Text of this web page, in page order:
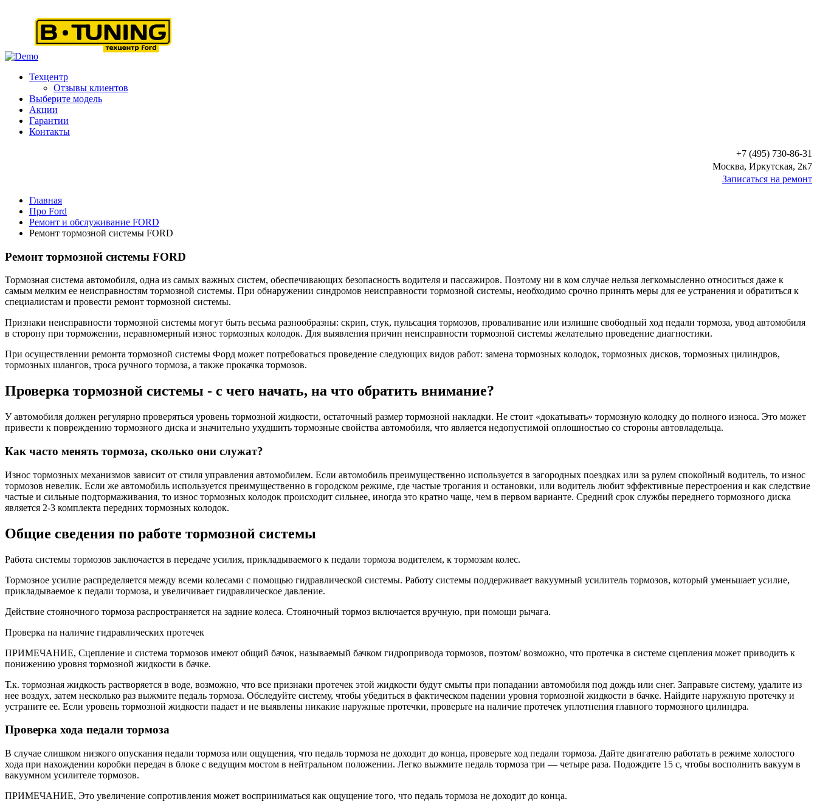
Техцентр
Отзывы клиентов
Выберите модель
Акции
Гарантии
Контакты
+7 (495) 730-86-31
Москва, Иркутская, 2к7
Записаться на ремонт
Главная
Про Ford
Ремонт и обслуживание FORD
Ремонт тормозной системы FORD
Ремонт тормозной системы FORD
Тормозная система автомобиля, одна из самых важных систем, обеспечивающих безопасность водителя и пассажиров. Поэтому ни в ком случае нельзя легкомысленно относиться даже к
самым мелким ее неисправностям тормозной системы. При обнаружении синдромов неисправности тормозной системы, необходимо срочно принять меры для ее устранения и обратиться к
специалистам и провести ремонт тормозной системы.
Признаки неисправности тормозной системы могут быть весьма разнообразны: скрип, стук, пульсация тормозов, проваливание или излишне свободный ход педали тормоза, увод автомобиля
в сторону при торможении, неравномерный износ тормозных колодок. Для выявления причин неисправности тормозной системы желательно проведение диагностики.
При осуществлении ремонта тормозной системы Форд может потребоваться проведение следующих видов работ: замена тормозных колодок, тормозных дисков, тормозных цилиндров,
тормозных шлангов, троса ручного тормоза, а также прокачка тормозов.
Проверка тормозной системы - с чего начать, на что обратить внимание?
У автомобиля должен регулярно проверяться уровень тормозной жидкости, остаточный размер тормозной накладки. Не стоит «докатывать» тормозную колодку до полного износа. Это может
привести к повреждению тормозного диска и значительно ухудшить тормозные свойства автомобиля, что является недопустимой оплошностью со стороны автовладельца.
Как часто менять тормоза, сколько они служат?
Износ тормозных механизмов зависит от стиля управления автомобилем. Если автомобиль преимущественно используется в загородных поездках или за рулем спокойный водитель, то износ
тормозов невелик. Если же автомобиль используется преимущественно в городском режиме, где частые трогания и остановки, или водитель любит эффективные перестроения и как следствие
частые и сильные подтормаживания, то износ тормозных колодок происходит сильнее, иногда это кратно чаще, чем в первом варианте. Средний срок службы переднего тормозного диска
является 2-3 комплекта передних тормозных колодок.
Общие сведения по работе тормозной системы
Работа системы тормозов заключается в передаче усилия, прикладываемого к педали тормоза водителем, к тормозам колес.
Тормозное усилие распределяется между всеми колесами с помощью гидравлической системы. Работу системы поддерживает вакуумный усилитель тормозов, который уменьшает усилие,
прикладываемое к педали тормоза, и увеличивает гидравлическое давление.
Действие стояночного тормоза распространяется на задние колеса. Стояночный тормоз включается вручную, при помощи рычага.
Проверка на наличие гидравлических протечек
ПРИМЕЧАНИЕ, Сцепление и система тормозов имеют общий бачок, называемый бачком гидропривода тор­мозов, поэтом/ возможно, что протечка в системе сцеп­ления может приводить к
понижению уровня тормоз­ной жидкости в бачке.
Т.к. тормозная жидкость растворяется в воде, возможно, что все признаки протечек этой жидкости будут смыты при по­падании автомобиля под дождь или снег. Заправьте систему, удалите из
нее воздух, затем несколько раз выжмите педаль тормоза. Обследуйте систему, чтобы убедиться в фактическом падении уровня тормозной жидкости в бачке. Найдите наружную протечку и
устраните ее. Если уровень тормозной жидкости падает и не выявлены никакие наружные протечки, про­верьте на наличие протечек уплотнения главного тормозного цилиндра.
Проверка хода педали тормоза
В случае слишком низкого опускания педали тормоза или ощущения, что педаль тормоза не доходит до конца, проверьте ход педали тормоза. Дайте двигателю работать в режиме холостого
хода при нахождении коробки передач в блоке с ведущим мостом в нейтральном положении. Легко выжмите педаль тормоза три — четыре раза. Подождите 15 с, чтобы восполнить вакуум в
вакуумном усилителе тормозов.
ПРИМЕЧАНИЕ, Это увеличение сопротивления может восприниматься как ощущение того, что педаль тормоза не доходит до конца.